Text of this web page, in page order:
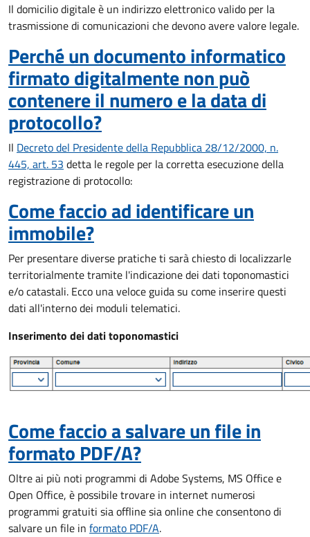
Il domicilio digitale è un indirizzo elettronico valido per la
trasmissione di comunicazioni che devono avere valore legale.
Perché un documento informatico
firmato digitalmente non può
contenere il numero e la data di
protocollo?
Il Decreto del Presidente della Repubblica 28/12/2000, n.
445, art. 53 detta le regole per la corretta esecuzione della
registrazione di protocollo:
Come faccio ad identificare un
immobile?
Per presentare diverse pratiche ti sarà chiesto di localizzarle
territorialmente tramite l'indicazione dei dati toponomastici
e/o catastali. Ecco una veloce guida su come inserire questi
dati all'interno dei moduli telematici.
Inserimento dei dati toponomastici
Come faccio a salvare un file in
formato PDF/A?
Oltre ai più noti programmi di Adobe Systems, MS Office e
Open Office, è possibile trovare in internet numerosi
programmi gratuiti sia offline sia online che consentono di
salvare un file in formato PDF/A.